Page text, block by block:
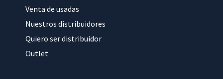
Venta de usadas
Nuestros distribuidores
Quiero ser distribuidor
Outlet